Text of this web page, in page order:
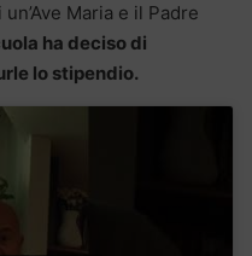
Maria e il Padre
ha deciso di
lo stipendio.